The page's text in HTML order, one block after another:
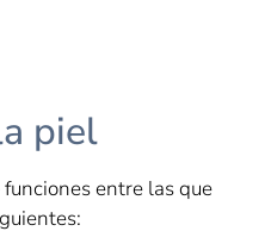
piel
entre las que